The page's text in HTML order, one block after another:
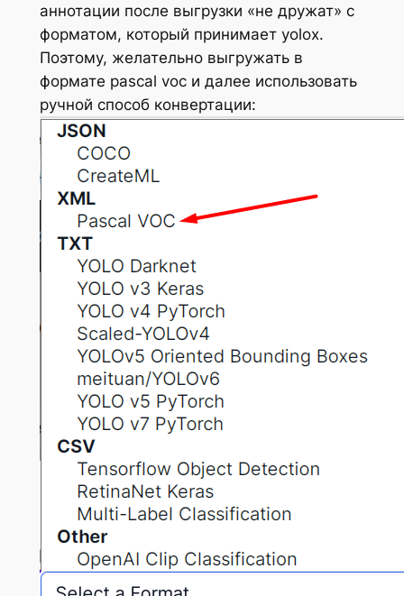
аннотации после выгрузки «не дружат» с
форматом, который принимает yolox.
Поэтому, желательно выгружать в
формате pascal voc и далее использовать
ручной способ конвертации: